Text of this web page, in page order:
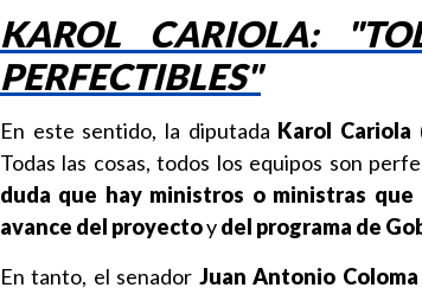
KAROL CARIOLA:
PERFECTIBLES"
En este sentido, la diputada Karol Cariola
Todas las cosas, todos los equipos son
duda que hay ministros o ministras que
avance del proyectoydel programa de
En tanto, el senador Juan Antonio Coloma